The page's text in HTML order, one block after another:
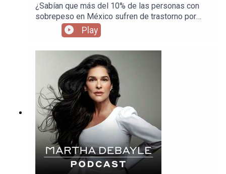
¿Sabían que más del 10% de las personas con
sobrepeso en México sufren de trastorno por
atracón? Invité a Armando Barriguete para que
nos explique por qué comemos sin parar y cuáles
son las consecuencias de este trastorno.
Play